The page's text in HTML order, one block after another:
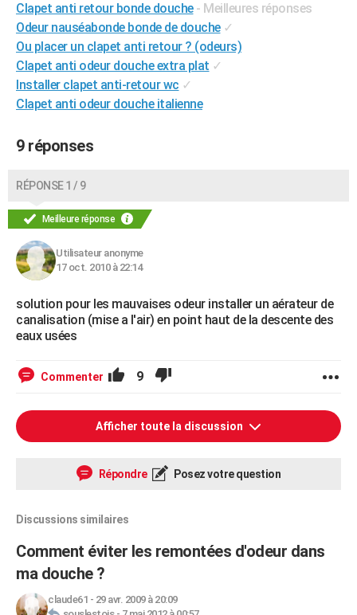
Dictionnaire
Biographies
Citations
Expressions
Proverbes
PROGRAMME TV
COPAINS D'AVANT
S'inscrire
Se connecter
Lycées
Collèges
Primaires
Universités
Entreprises
Service militaire
Avis de recherche
AVIS DE DÉCÈS
Bricolage
Lifestyle
Culture
Sport
Auto
Television
Voyage
Cinema
Clapet anti retour bonde douche - Meilleures réponses
Odeur nauséabonde bonde de douche ✓
Ou placer un clapet anti retour ? (odeurs)
Clapet anti odeur douche extra plat ✓
Installer clapet anti-retour wc ✓
Clapet anti odeur douche italienne
9 réponses
RÉPONSE 1 / 9
Meilleure réponse
Utilisateur anonyme
17 oct. 2010 à 22:14
solution pour les mauvaises odeur installer un aérateur de
canalisation (mise a l'air) en point haut de la descente des
eaux usées
Commenter 9
Afficher toute la discussion
Répondre Posez votre question
Discussions similaires
Comment éviter les remontées d'odeur dans
ma douche ?
claude61 - 29 avr. 2009 à 20:09